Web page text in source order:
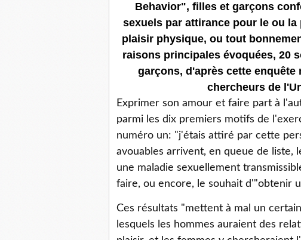
Behavior", filles et garçons
sexuels par attirance pour le ou
plaisir physique, ou tout
raisons principales évoquées, 20
garçons, d'après cette enquête
chercheurs de
Exprimer son amour et faire part à
parmi les dix premiers motifs de
numéro un: "j'étais attiré par cette
avouables arrivent, en queue de liste,
une maladie sexuellement
faire, ou encore, le souhait d'"obtenir
Ces résultats "mettent à mal un
lesquels les hommes auraient des